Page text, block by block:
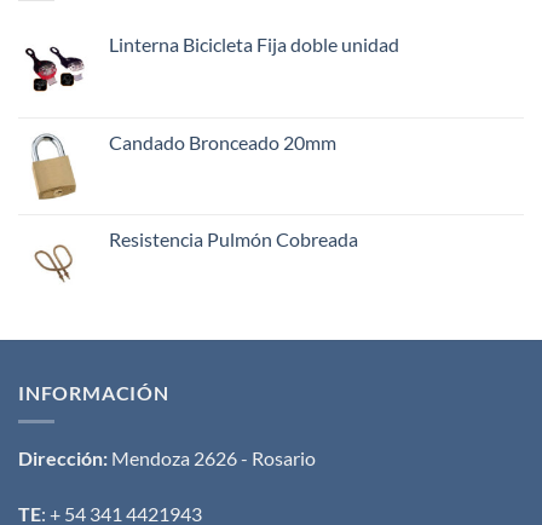
Linterna Bicicleta Fija doble unidad
Candado Bronceado 20mm
Resistencia Pulmón Cobreada
INFORMACIÓN
Dirección: Mendoza 2626 - Rosario
TE: + 54 341 4421943